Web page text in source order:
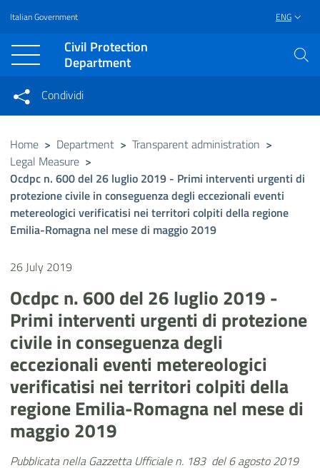
Vai al contenuto principale
Raggiungi il piè di pagina
Italian Government ENG
Civil Protection
Department
Condividi su Facebook
Condividi su Twitter
Condividi
Condividi sui social network
Home > Department > Transparent administration >
Legal Measure >
Ocdpc n. 600 del 26 luglio 2019 - Primi interventi urgenti di
protezione civile in conseguenza degli eccezionali eventi
metereologici verificatisi nei territori colpiti della regione
Emilia-Romagna nel mese di maggio 2019
26 July 2019
Ocdpc n. 600 del 26 luglio 2019 -
Primi interventi urgenti di protezione
civile in conseguenza degli
eccezionali eventi metereologici
verificatisi nei territori colpiti della
regione Emilia-Romagna nel mese di
maggio 2019
Pubblicata nella Gazzetta Ufficiale n. 183 del 6 agosto 2019